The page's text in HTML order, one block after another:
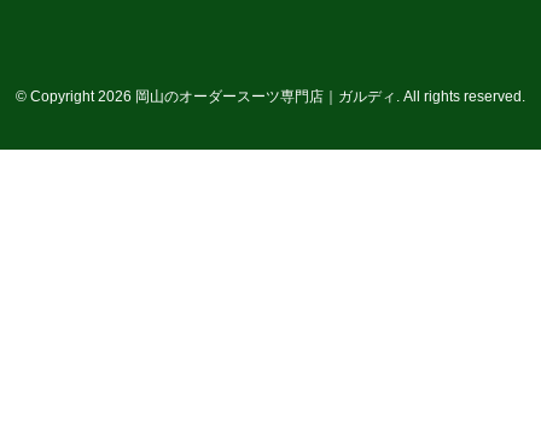
© Copyright 2026 岡山のオーダースーツ専門店｜ガルディ. All rights reserved.